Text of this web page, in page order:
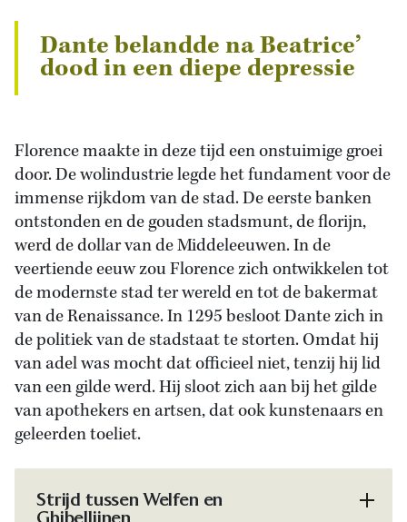
Dante belandde na Beatrice’
dood in een diepe depressie
Florence maakte in deze tijd een onstuimige groei
door. De wolindustrie legde het fundament voor de
immense rijkdom van de stad. De eerste banken
ontstonden en de gouden stadsmunt, de florijn,
werd de dollar van de Middeleeuwen. In de
veertiende eeuw zou Florence zich ontwikkelen tot
de modernste stad ter wereld en tot de bakermat
van de Renaissance. In 1295 besloot Dante zich in
de politiek van de stadstaat te storten. Omdat hij
van adel was mocht dat officieel niet, tenzij hij lid
van een gilde werd. Hij sloot zich aan bij het gilde
van apothekers en artsen, dat ook kunstenaars en
geleerden toeliet.
Strijd tussen Welfen en
Ghibellijnen